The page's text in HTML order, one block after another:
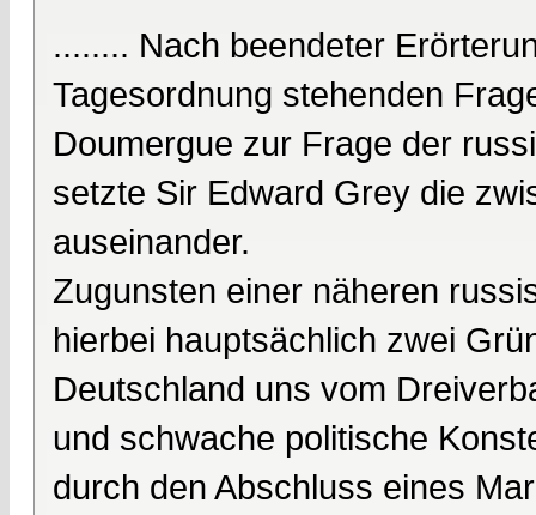
........ Nach beendeter
Tagesordnung stehenden
Doumergue zur Frage der
setzte Sir Edward Grey die
auseinander.
Zugunsten einer näheren
hierbei hauptsächlich zwei
Deutschland uns vom
und schwache politische
durch den Abschluss eines